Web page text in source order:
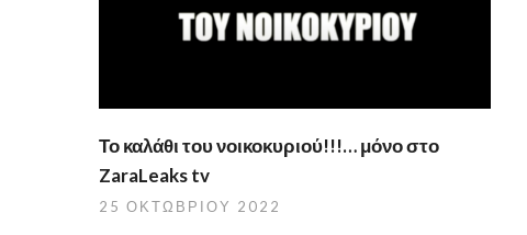
Το καλάθι του νοικοκυριού!!!… μόνο στο
ZaraLeaks tv
25 ΟΚΤΩΒΡΊΟΥ 2022